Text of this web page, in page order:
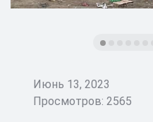
Июнь 13, 2023
Просмотров: 2565